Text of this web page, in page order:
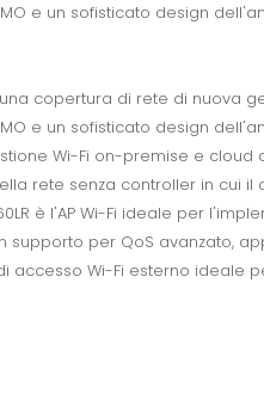
e un sofisticato design
copertura di rete di nuova
e un sofisticato design
Wi-Fi on-premise e
rete senza controller in cui
è l'AP Wi-Fi ideale per
per QoS avanzato,
Wi-Fi esterno ideale